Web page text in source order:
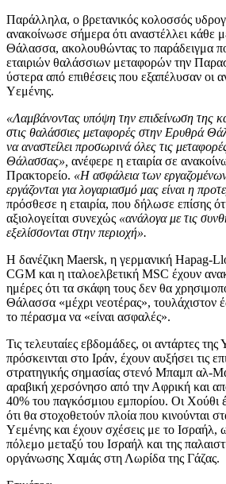
Παράλληλα, ο βρετανικός κολοσσός
ανακοίνωσε σήμερα ότι αναστέλλει κάθε
Θάλασσα, ακολουθώντας το παράδειγμα
εταιριών θαλάσσιων μεταφορών την
ύστερα από επιθέσεις που εξαπέλυσαν οι
Υεμένης.
«Λαμβάνοντας υπόψη την επιδείνωση της
στις θαλάσσιες μεταφορές στην Ερυθρά
να αναστείλει προσωρινά όλες τις
Θάλασσας», ανέφερε η εταιρία σε
Πρακτορείο. «Η ασφάλεια των
εργάζονται για λογαριασμό μας είναι η
πρόσθεσε η εταιρία, που δήλωσε επίσης
αξιολογείται συνεχώς «ανάλογα με τις
εξελίσσονται στην περιοχή».
Η δανέζικη Maersk, η γερμανική Hapag-
CGM και η ιταλοελβετική MSC έχουν
ημέρες ότι τα σκάφη τους δεν θα
Θάλασσα «μέχρι νεοτέρας», τουλάχιστον
το πέρασμα να «είναι ασφαλές».
Τις τελευταίες εβδομάδες, οι αντάρτες
πρόσκεινται στο Ιράν, έχουν αυξήσει τις
στρατηγικής σημασίας στενό Μπαμπ αλ-
αραβική χερσόνησο από την Αφρική και
40% του παγκόσμιου εμπορίου. Οι Χούθι
ότι θα στοχοθετούν πλοία που κινούνται
Υεμένης και έχουν σχέσεις με το Ισραήλ,
πόλεμο μεταξύ του Ισραήλ και της
οργάνωσης Χαμάς στη Λωρίδα της Γάζας.